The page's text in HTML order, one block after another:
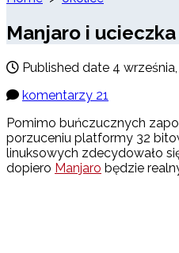
Manjaro i
Published date 4
komentarzy 21
Pomimo buńczucznych
porzuceniu platformy 32
linuksowych zdecydowało
dopiero Manjaro będzie